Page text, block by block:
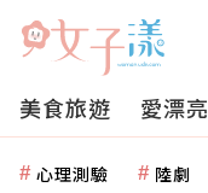
美食旅遊 愛漂亮
心理測驗 陸劇